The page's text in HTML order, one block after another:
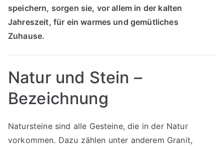
speichern, sorgen sie, vor allem in der kalten
Jahreszeit, für ein warmes und gemütliches
Zuhause.
Natur und Stein –
Bezeichnung
Natursteine sind alle Gesteine, die in der Natur
vorkommen. Dazu zählen unter anderem Granit,